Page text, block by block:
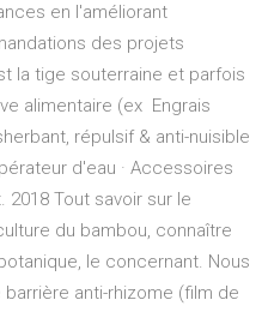
en l'améliorant
des projets
la tige souterraine et parfois
alimentaire (ex Engrais
répulsif & anti-nuisible
d'eau · Accessoires
2018 Tout savoir sur le
du bambou, connaître
le concernant. Nous
anti-rhizome (film de